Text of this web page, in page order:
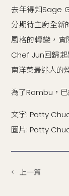
去年得知Sage
分期待主廚全新
風格的轉變，實
Chef Jun回歸起
南洋菜最迷人的
為了Rambu，已
文字: Patty
圖片: Patty
← 上一篇